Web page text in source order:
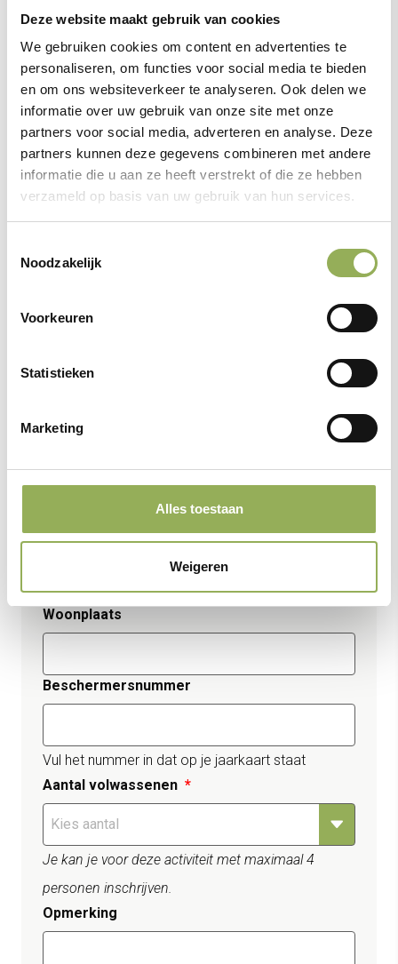
Deze website maakt gebruik van cookies
We gebruiken cookies om content en advertenties te
personaliseren, om functies voor social media te bieden
en om ons websiteverkeer te analyseren. Ook delen we
informatie over uw gebruik van onze site met onze
partners voor social media, adverteren en analyse. Deze
partners kunnen deze gegevens combineren met andere
informatie die u aan ze heeft verstrekt of die ze hebben
verzameld op basis van uw gebruik van hun services.
Noodzakelijk
Voorkeuren
Statistieken
Marketing
Alles toestaan
Weigeren
De wandelroute naar de Zwarte Schuur is vanaf de
parkeerplaatsen bewegwijzerd.
De locatie is goed bereikbaar met de fiets, het ligt
vlakbij fietsknooppunt 86.
Schrijf je in
E-mailadres
Telefoonnummer
Woonplaats
Beschermersnummer
Vul het nummer in dat op je jaarkaart staat
Aantal volwassenen
Je kan je voor deze activiteit met maximaal 4
personen inschrijven.
Opmerking